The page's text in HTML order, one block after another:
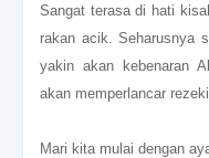
Sangat terasa di hati
rakan acik. Seharusnya
yakin akan kebenaran
akan memperlancar rezeki.
Mari kita mulai dengan